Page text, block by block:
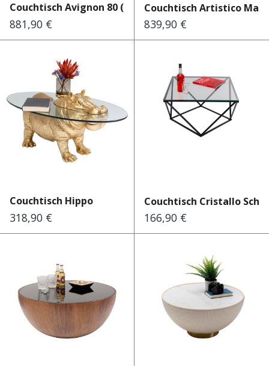
Couchtisch Avignon 80 (+124)
Regulärer Preis:
881,90 €
Couchtisch Artistico
Regulärer Preis:
839,90 €
Couchtisch Hippo
Regulärer Preis:
318,90 €
Couchtisch Cristallo
Regulärer Preis:
166,90 €